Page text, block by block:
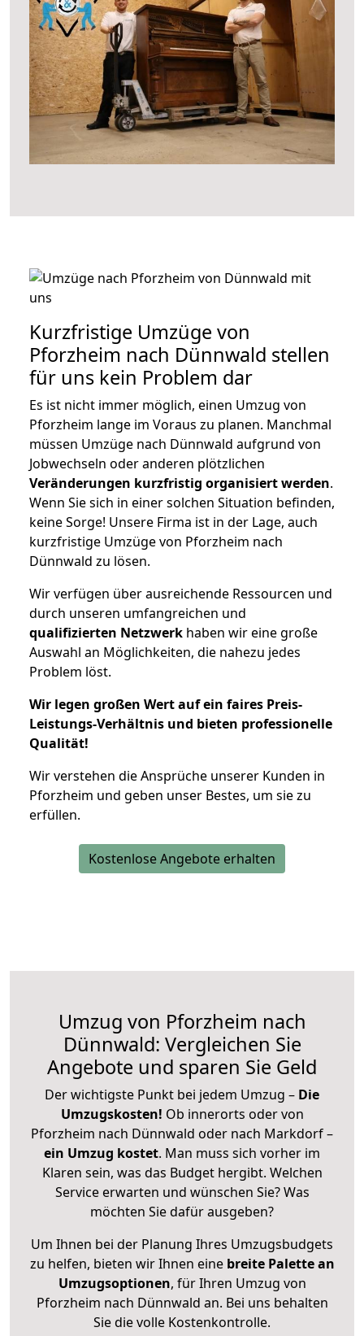
Kurzfristige Umzüge von
Pforzheim nach Dünnwald stellen
für uns kein Problem dar
Es ist nicht immer möglich, einen Umzug von
Pforzheim lange im Voraus zu planen. Manchmal
müssen Umzüge nach Dünnwald aufgrund von
Jobwechseln oder anderen plötzlichen
Veränderungen kurzfristig organisiert werden.
Wenn Sie sich in einer solchen Situation befinden,
keine Sorge! Unsere Firma ist in der Lage, auch
kurzfristige Umzüge von Pforzheim nach
Dünnwald zu lösen.
Wir verfügen über ausreichende Ressourcen und
durch unseren umfangreichen und
qualifizierten Netzwerk haben wir eine große
Auswahl an Möglichkeiten, die nahezu jedes
Problem löst.
Wir legen großen Wert auf ein faires Preis-
Leistungs-Verhältnis und bieten professionelle
Qualität!
Wir verstehen die Ansprüche unserer Kunden in
Pforzheim und geben unser Bestes, um sie zu
erfüllen.
Kostenlose Angebote erhalten
Umzug von Pforzheim nach
Dünnwald: Vergleichen Sie
Angebote und sparen Sie Geld
Der wichtigste Punkt bei jedem Umzug – Die
Umzugskosten! Ob innerorts oder von
Pforzheim nach Dünnwald oder nach Markdorf –
ein Umzug kostet. Man muss sich vorher im
Klaren sein, was das Budget hergibt. Welchen
Service erwarten und wünschen Sie? Was
möchten Sie dafür ausgeben?
Um Ihnen bei der Planung Ihres Umzugsbudgets
zu helfen, bieten wir Ihnen eine breite Palette an
Umzugsoptionen, für Ihren Umzug von
Pforzheim nach Dünnwald an. Bei uns behalten
Sie die volle Kostenkontrolle.